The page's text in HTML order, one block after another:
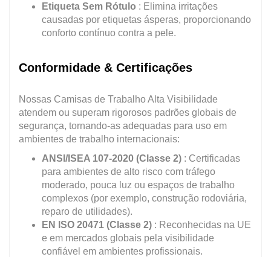
Etiqueta Sem Rótulo : Elimina irritações
causadas por etiquetas ásperas, proporcionando
conforto contínuo contra a pele.
Conformidade & Certificações
Nossas Camisas de Trabalho Alta Visibilidade
atendem ou superam rigorosos padrões globais de
segurança, tornando-as adequadas para uso em
ambientes de trabalho internacionais:
ANSI/ISEA 107-2020 (Classe 2) : Certificadas
para ambientes de alto risco com tráfego
moderado, pouca luz ou espaços de trabalho
complexos (por exemplo, construção rodoviária,
reparo de utilidades).
EN ISO 20471 (Classe 2) : Reconhecidas na UE
e em mercados globais pela visibilidade
confiável em ambientes profissionais.